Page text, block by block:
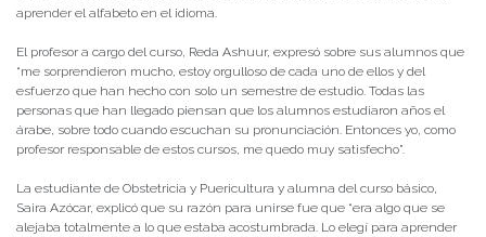
aprender el alfabeto en el idioma.
El profesor a cargo del curso, Reda Ashuur, expresó sobre sus alumnos que
“me sorprendieron mucho, estoy orgulloso de cada uno de ellos y del
esfuerzo que han hecho con solo un semestre de estudio. Todas las
personas que han llegado piensan que los alumnos estudiaron años el
árabe, sobre todo cuando escuchan su pronunciación. Entonces yo, como
profesor responsable de estos cursos, me quedo muy satisfecho”.
La estudiante de Obstetricia y Puericultura y alumna del curso básico,
Saira Azócar, explicó que su razón para unirse fue que “era algo que se
alejaba totalmente a lo que estaba acostumbrada. Lo elegí para aprender